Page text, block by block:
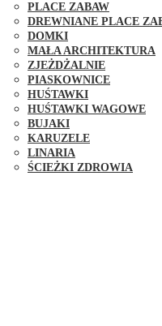
PLACE ZABAW
DREWNIANE PLACE
DOMKI
MAŁA ARCHITEKTURA
ZJEŻDŻALNIE
PIASKOWNICE
HUŚTAWKI
HUŚTAWKI WAGOWE
BUJAKI
KARUZELE
LINARIA
ŚCIEŻKI ZDROWIA